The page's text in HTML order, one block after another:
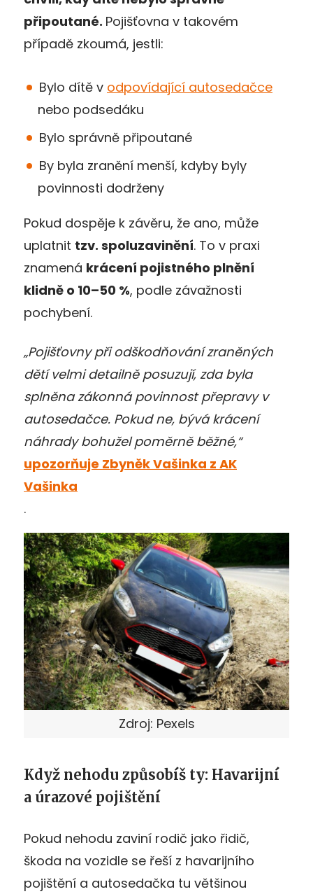
připoutané. Pojišťovna v takovém
případě zkoumá, jestli:
Bylo dítě v odpovídající autosedačce
nebo podsedáku
Bylo správně připoutané
By byla zranění menší, kdyby byly
povinnosti dodrženy
Pokud dospěje k závěru, že ano, může
uplatnit tzv. spoluzavinění. To v praxi
znamená krácení pojistného plnění
klidně o 10–50 %, podle závažnosti
pochybení.
„Pojišťovny při odškodňování zraněných
dětí velmi detailně posuzují, zda byla
splněna zákonná povinnost přepravy v
autosedačce. Pokud ne, bývá krácení
náhrady bohužel poměrně běžné,“
upozorňuje Zbyněk Vašinka z AK
Vašinka
.
Zdroj: Pexels
Když nehodu způsobíš ty: Havarijní
a úrazové pojištění
Pokud nehodu zaviní rodič jako řidič,
škoda na vozidle se řeší z havarijního
pojištění a autosedačka tu většinou